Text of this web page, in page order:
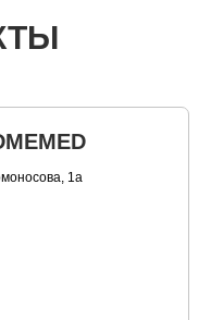
1а